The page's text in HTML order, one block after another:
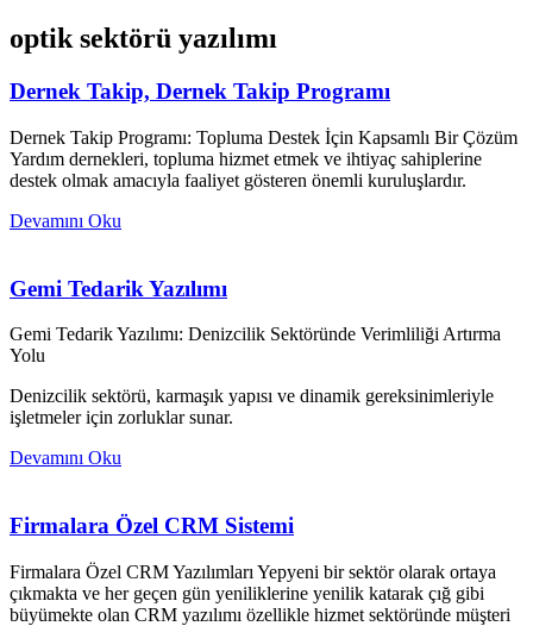
optik sektörü yazılımı
Dernek Takip, Dernek Takip Programı
Dernek Takip Programı: Topluma Destek İçin Kapsamlı Bir Çözüm
Yardım dernekleri, topluma hizmet etmek ve ihtiyaç sahiplerine
destek olmak amacıyla faaliyet gösteren önemli kuruluşlardır.
Devamını Oku
Gemi Tedarik Yazılımı
Gemi Tedarik Yazılımı: Denizcilik Sektöründe Verimliliği Artırma
Yolu
Denizcilik sektörü, karmaşık yapısı ve dinamik gereksinimleriyle
işletmeler için zorluklar sunar.
Devamını Oku
Firmalara Özel CRM Sistemi
Firmalara Özel CRM Yazılımları Yepyeni bir sektör olarak ortaya
çıkmakta ve her geçen gün yeniliklerine yenilik katarak çığ gibi
büyümekte olan CRM yazılımı özellikle hizmet sektöründe müşteri